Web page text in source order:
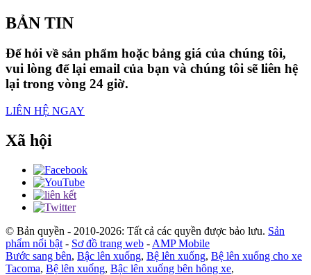
BẢN TIN
Để hỏi về sản phẩm hoặc bảng giá của chúng tôi,
vui lòng để lại email của bạn và chúng tôi sẽ liên hệ
lại trong vòng 24 giờ.
LIÊN HỆ NGAY
Xã hội
© Bản quyền - 2010-2026: Tất cả các quyền được bảo lưu. Sản
phẩm nổi bật - Sơ đồ trang web - AMP Mobile
Bước sang bên, Bậc lên xuống, Bệ lên xuống, Bệ lên xuống cho xe
Tacoma, Bệ lên xuống, Bậc lên xuống bên hông xe,